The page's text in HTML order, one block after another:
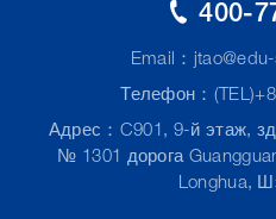
400-
Email：
Телефон：
Адрес：C901, 9-й этаж,
№ 1301 дорога
Longhua,